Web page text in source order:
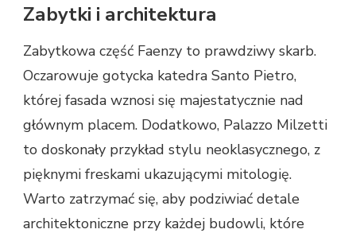
Zabytki i architektura
Zabytkowa część Faenzy to prawdziwy skarb.
Oczarowuje gotycka katedra Santo Pietro,
której fasada wznosi się majestatycznie nad
głównym placem. Dodatkowo, Palazzo Milzetti
to doskonały przykład stylu neoklasycznego, z
pięknymi freskami ukazującymi mitologię.
Warto zatrzymać się, aby podziwiać detale
architektoniczne przy każdej budowli, które